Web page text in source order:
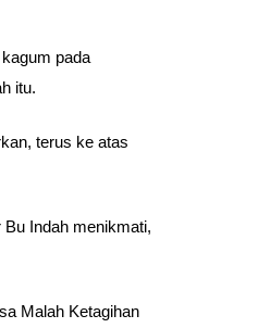
pada
itu.
terus ke atas
Bu Indah menikmati,
Malah Ketagihan